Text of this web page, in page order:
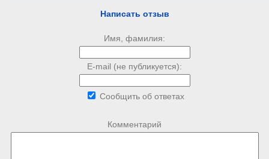
Написать отзыв
Имя, фамилия:
E-mail (не публикуется):
Сообщить об ответах
Комментарий